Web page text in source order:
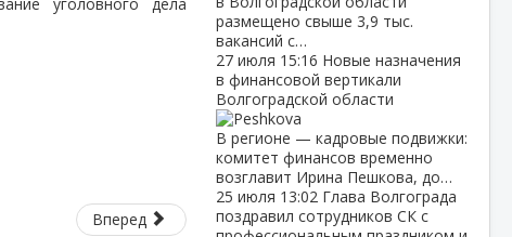
Вперед
размещено свыше 3,9 тыс.
вакансий с…
27 июля 15:16 Новые назначения
в финансовой вертикали
Волгоградской области
В регионе — кадровые подвижки:
комитет финансов временно
возглавит Ирина Пешкова, до…
25 июля 13:02 Глава Волгограда
поздравил сотрудников СК с